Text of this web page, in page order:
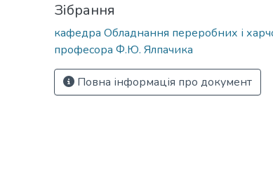
Зібрання
кафедра Обладнання переробних і
професора Ф.Ю. Ялпачика
Повна інформація про документ